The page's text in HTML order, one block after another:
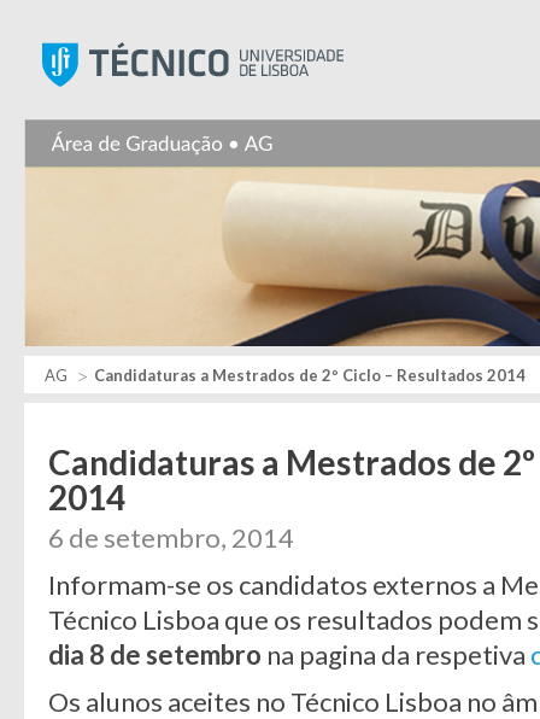
AG Candidaturas a Mestrados de 2º Ciclo – Resultados 2014
Candidaturas a Mestrados de
2014
6 de setembro, 2014
Informam-se os candidatos externos a
Técnico Lisboa que os resultados podem
dia 8 de setembro na pagina da respetiva
Os alunos aceites no Técnico Lisboa no